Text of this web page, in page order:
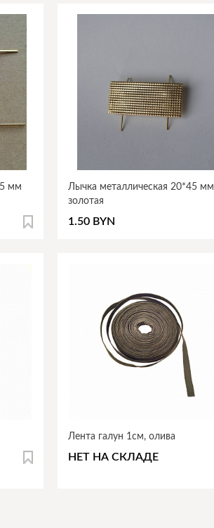
мм
Лычка металлическая 20*45 мм
золотая
1.50 BYN
Лента галун 1см, олива
НЕТ НА СКЛАДЕ